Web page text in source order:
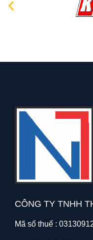
CÔNG TY TNHH
Mã số thuế :